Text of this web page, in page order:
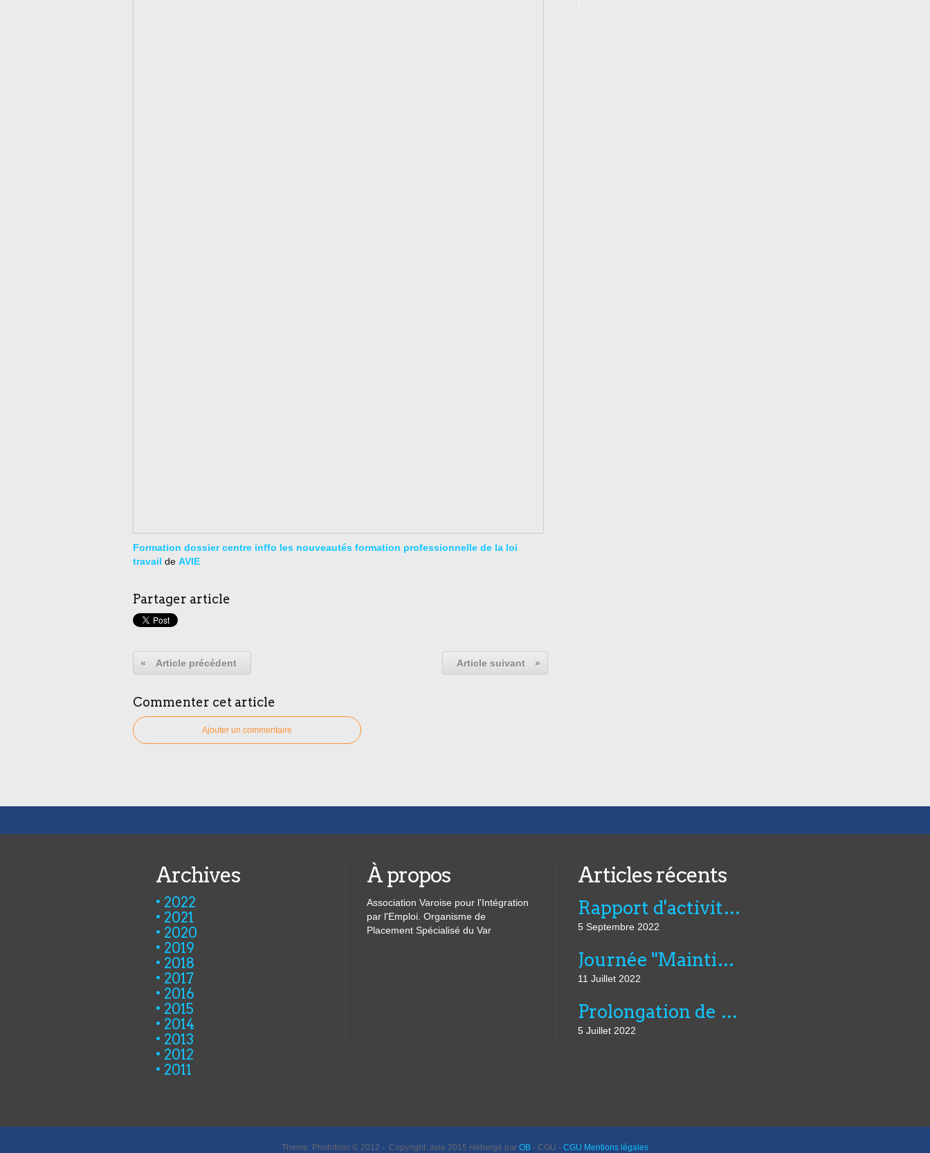
Formation dossier centre inffo les nouveautés formation professionnelle de la loi
travail de AVIE
Partager article
« Article précédent Article suivant »
Commenter cet article
Ajouter un commentaire
Archives
2022
2021
2020
2019
2018
2017
2016
2015
2014
2013
2012
2011
À propos
Association Varoise pour l'Intégration
par l'Emploi. Organisme de
Placement Spécialisé du Var
Articles récents
Rapport d'activité de l'AVIE 2021
5 Septembre 2022
Journée "Maintien dans l’emploi, compensation et innovation technologique" du 07 juillet au CNFTP
11 Juillet 2022
Prolongation de six mois du montant dérogatoire de l'aide unique aux employeurs d'apprentis et de l'aide exceptionnelle...
5 Juillet 2022
Theme: Photofolio © 2012 - Copyright: avie 2015 Hébergé par OB - CGU - CGU Mentions légales